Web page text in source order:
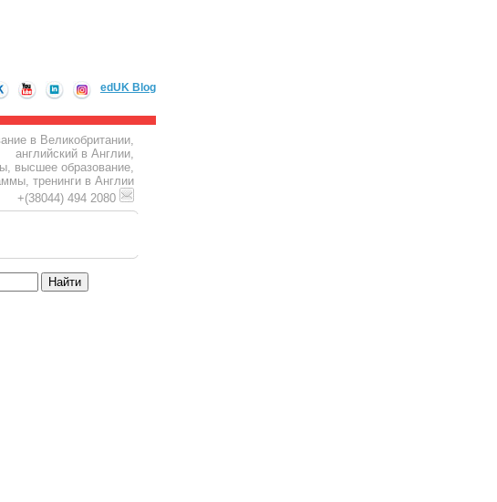
edUK Blog
в Великобритании,
английский в Англии,
высшее образование,
тренинги в Англии
+(38044) 494 2080